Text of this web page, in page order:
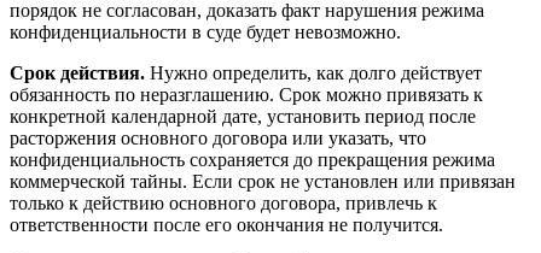
порядок не согласован, доказать факт нарушения режима
конфиденциальности в суде будет невозможно.
Срок действия. Нужно определить, как долго действует
обязанность по неразглашению. Срок можно привязать к
конкретной календарной дате, установить период после
расторжения основного договора или указать, что
конфиденциальность сохраняется до прекращения режима
коммерческой тайны. Если срок не установлен или привязан
только к действию основного договора, привлечь к
ответственности после его окончания не получится.